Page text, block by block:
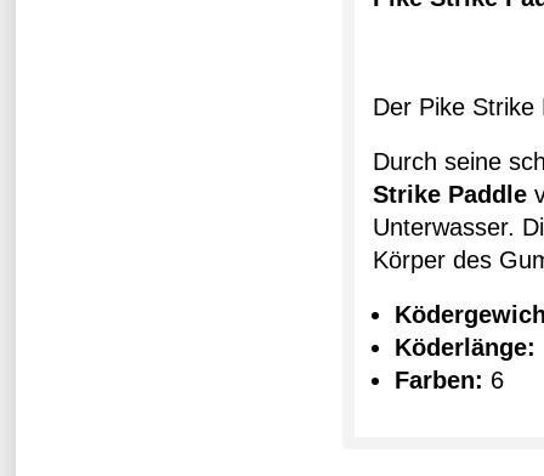
Der Pike
Durch seine
Strike Paddle
Unterwasser.
Körper des
Köderlänge:
Farben: 6